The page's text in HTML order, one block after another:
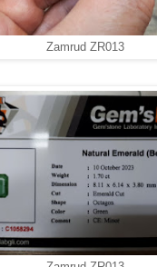
Zamrud ZR013